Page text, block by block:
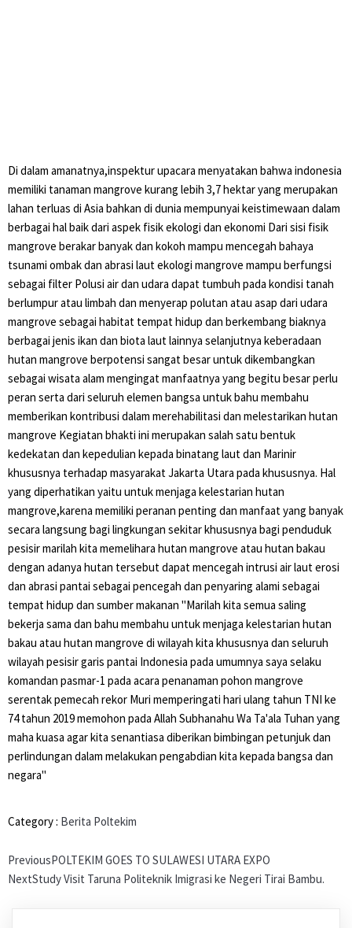
Di dalam amanatnya,inspektur upacara menyatakan bahwa indonesia
memiliki tanaman mangrove kurang lebih 3,7 hektar yang merupakan
lahan terluas di Asia bahkan di dunia mempunyai keistimewaan dalam
berbagai hal baik dari aspek fisik ekologi dan ekonomi Dari sisi fisik
mangrove berakar banyak dan kokoh mampu mencegah bahaya
tsunami ombak dan abrasi laut ekologi mangrove mampu berfungsi
sebagai filter Polusi air dan udara dapat tumbuh pada kondisi tanah
berlumpur atau limbah dan menyerap polutan atau asap dari udara
mangrove sebagai habitat tempat hidup dan berkembang biaknya
berbagai jenis ikan dan biota laut lainnya selanjutnya keberadaan
hutan mangrove berpotensi sangat besar untuk dikembangkan
sebagai wisata alam mengingat manfaatnya yang begitu besar perlu
peran serta dari seluruh elemen bangsa untuk bahu membahu
memberikan kontribusi dalam merehabilitasi dan melestarikan hutan
mangrove Kegiatan bhakti ini merupakan salah satu bentuk
kedekatan dan kepedulian kepada binatang laut dan Marinir
khususnya terhadap masyarakat Jakarta Utara pada khususnya. Hal
yang diperhatikan yaitu untuk menjaga kelestarian hutan
mangrove,karena memiliki peranan penting dan manfaat yang banyak
secara langsung bagi lingkungan sekitar khususnya bagi penduduk
pesisir marilah kita memelihara hutan mangrove atau hutan bakau
dengan adanya hutan tersebut dapat mencegah intrusi air laut erosi
dan abrasi pantai sebagai pencegah dan penyaring alami sebagai
tempat hidup dan sumber makanan "Marilah kita semua saling
bekerja sama dan bahu membahu untuk menjaga kelestarian hutan
bakau atau hutan mangrove di wilayah kita khususnya dan seluruh
wilayah pesisir garis pantai Indonesia pada umumnya saya selaku
komandan pasmar-1 pada acara penanaman pohon mangrove
serentak pemecah rekor Muri memperingati hari ulang tahun TNI ke
74 tahun 2019 memohon pada Allah Subhanahu Wa Ta'ala Tuhan yang
maha kuasa agar kita senantiasa diberikan bimbingan petunjuk dan
perlindungan dalam melakukan pengabdian kita kepada bangsa dan
negara"
Category : Berita Poltekim
PreviousPOLTEKIM GOES TO SULAWESI UTARA EXPO
NextStudy Visit Taruna Politeknik Imigrasi ke Negeri Tirai Bambu.